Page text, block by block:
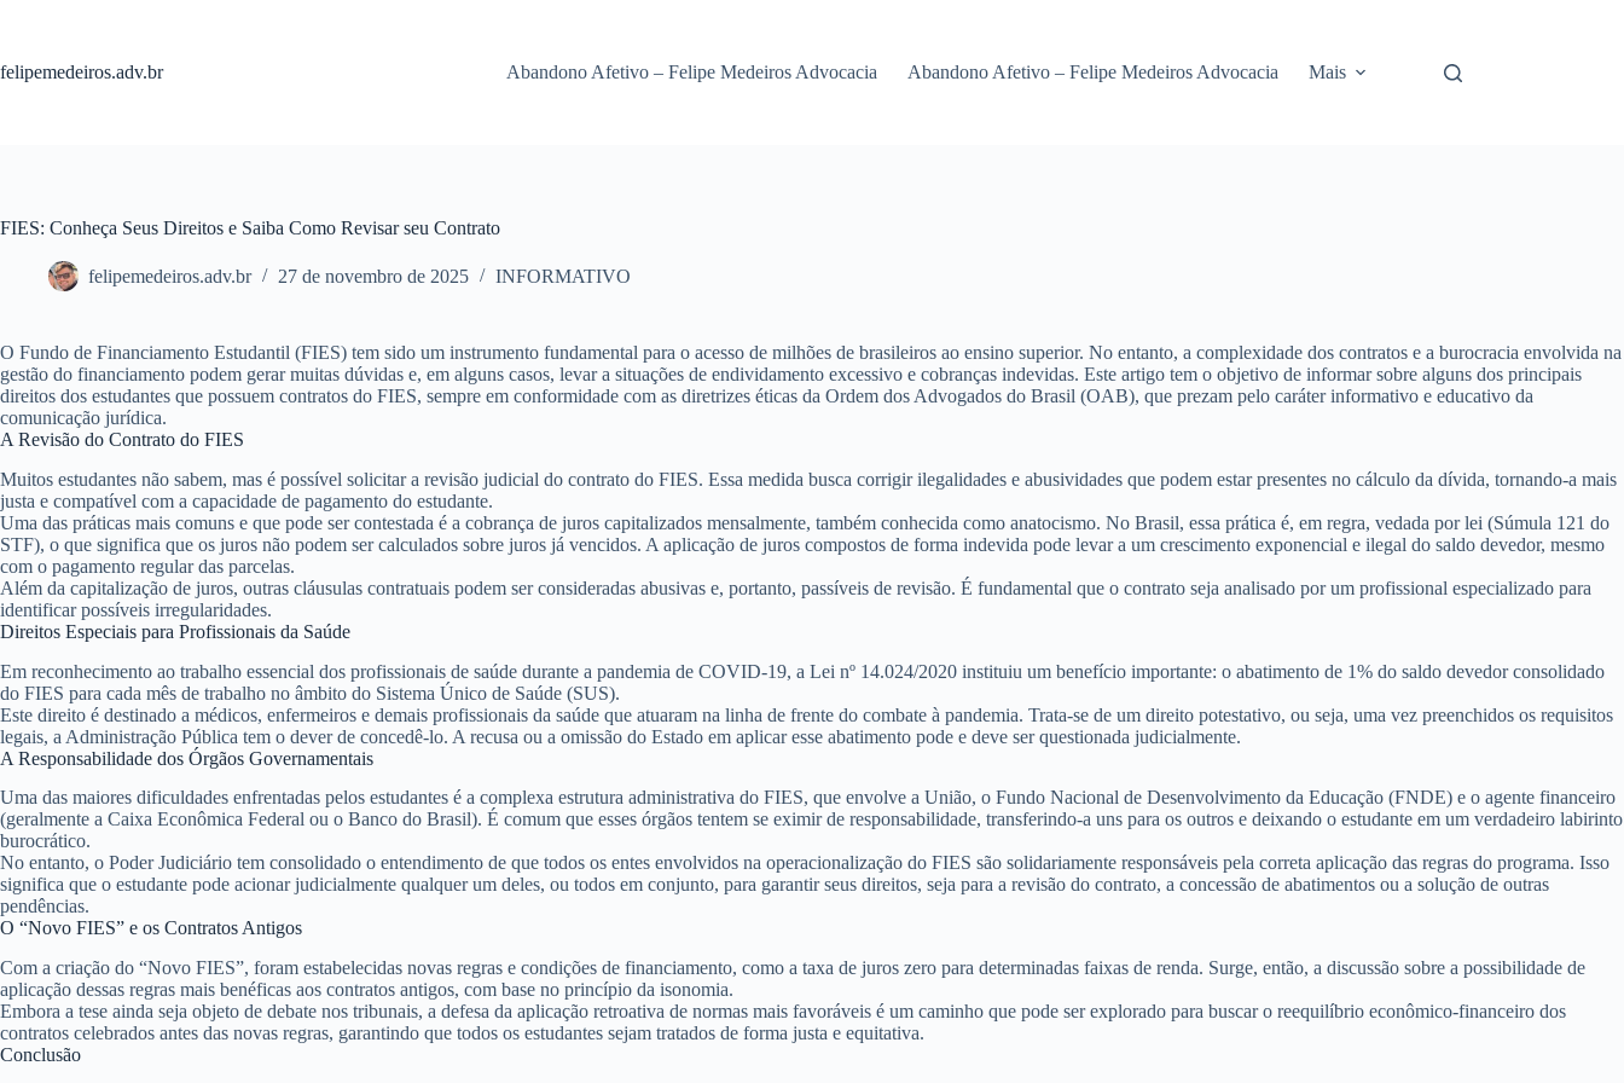
conteúdo
felipemedeiros.adv.br Abandono Afetivo – Felipe Medeiros Advocacia Abandono Afetivo – Felipe Medeiros Advocacia Mais
FIES: Conheça Seus Direitos e Saiba Como Revisar seu Contrato
felipemedeiros.adv.br 27 de novembro de 2025 INFORMATIVO
O Fundo de Financiamento Estudantil (FIES) tem sido um instrumento fundamental para o acesso de milhões de brasileiros ao ensino superior. No entanto, a complexidade dos contratos e a burocracia envolvida na
gestão do financiamento podem gerar muitas dúvidas e, em alguns casos, levar a situações de endividamento excessivo e cobranças indevidas. Este artigo tem o objetivo de informar sobre alguns dos principais
direitos dos estudantes que possuem contratos do FIES, sempre em conformidade com as diretrizes éticas da Ordem dos Advogados do Brasil (OAB), que prezam pelo caráter informativo e educativo da
comunicação jurídica.
A Revisão do Contrato do FIES
Muitos estudantes não sabem, mas é possível solicitar a revisão judicial do contrato do FIES. Essa medida busca corrigir ilegalidades e abusividades que podem estar presentes no cálculo da dívida, tornando-a mais
justa e compatível com a capacidade de pagamento do estudante.
Uma das práticas mais comuns e que pode ser contestada é a cobrança de juros capitalizados mensalmente, também conhecida como anatocismo. No Brasil, essa prática é, em regra, vedada por lei (Súmula 121 do
STF), o que significa que os juros não podem ser calculados sobre juros já vencidos. A aplicação de juros compostos de forma indevida pode levar a um crescimento exponencial e ilegal do saldo devedor, mesmo
com o pagamento regular das parcelas.
Além da capitalização de juros, outras cláusulas contratuais podem ser consideradas abusivas e, portanto, passíveis de revisão. É fundamental que o contrato seja analisado por um profissional especializado para
identificar possíveis irregularidades.
Direitos Especiais para Profissionais da Saúde
Em reconhecimento ao trabalho essencial dos profissionais de saúde durante a pandemia de COVID-19, a Lei nº 14.024/2020 instituiu um benefício importante: o abatimento de 1% do saldo devedor consolidado
do FIES para cada mês de trabalho no âmbito do Sistema Único de Saúde (SUS).
Este direito é destinado a médicos, enfermeiros e demais profissionais da saúde que atuaram na linha de frente do combate à pandemia. Trata-se de um direito potestativo, ou seja, uma vez preenchidos os requisitos
legais, a Administração Pública tem o dever de concedê-lo. A recusa ou a omissão do Estado em aplicar esse abatimento pode e deve ser questionada judicialmente.
A Responsabilidade dos Órgãos Governamentais
Uma das maiores dificuldades enfrentadas pelos estudantes é a complexa estrutura administrativa do FIES, que envolve a União, o Fundo Nacional de Desenvolvimento da Educação (FNDE) e o agente financeiro
(geralmente a Caixa Econômica Federal ou o Banco do Brasil). É comum que esses órgãos tentem se eximir de responsabilidade, transferindo-a uns para os outros e deixando o estudante em um verdadeiro labirinto
burocrático.
No entanto, o Poder Judiciário tem consolidado o entendimento de que todos os entes envolvidos na operacionalização do FIES são solidariamente responsáveis pela correta aplicação das regras do programa. Isso
significa que o estudante pode acionar judicialmente qualquer um deles, ou todos em conjunto, para garantir seus direitos, seja para a revisão do contrato, a concessão de abatimentos ou a solução de outras
pendências.
O “Novo FIES” e os Contratos Antigos
Com a criação do “Novo FIES”, foram estabelecidas novas regras e condições de financiamento, como a taxa de juros zero para determinadas faixas de renda. Surge, então, a discussão sobre a possibilidade de
aplicação dessas regras mais benéficas aos contratos antigos, com base no princípio da isonomia.
Embora a tese ainda seja objeto de debate nos tribunais, a defesa da aplicação retroativa de normas mais favoráveis é um caminho que pode ser explorado para buscar o reequilíbrio econômico-financeiro dos
contratos celebrados antes das novas regras, garantindo que todos os estudantes sejam tratados de forma justa e equitativa.
Conclusão